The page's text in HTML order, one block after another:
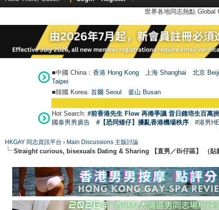
世界各地同志熱點
■中國 China： 香港 Hong Kong 上海 Shanghai
北京
Taipei
■韓國 Korea: 首爾 Seoul 釜山 Busan
Hot Search: #前香港先生 Flow 再捲爭議 昔日鍾培生百萬
國泰男男廣告
#【恐同矮仔】擾亂香港機場秩序 #港男
HKGAY 同志資訊平台 › Main Discussions 主版討論
Straight curious, bisexuals Dating & Sharing 【直男／Bi仔區】 （貼